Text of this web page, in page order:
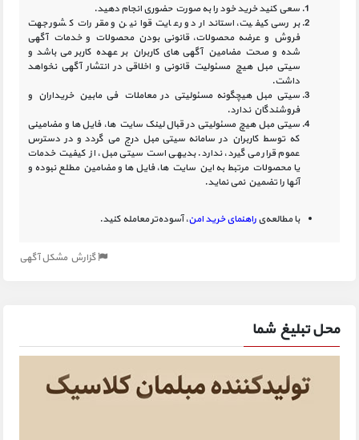
سعی کنید خرید خود را به صورت حضوری انجام دهید.
بررسی کیفیت، استاندارد و رعایت قوانین و مقررات کشور جهت
فروش و عرضه محصولات، قانونی بودن محصولات و خدمات آگهی
شده و صحت مضامین آگهی‏ های کاربران بر عهده کاربر می باشد و
سیتی مبل هیچ مسئولیت قانونی و اخلاقی در انتشار آگهی نخواهد
داشت.
سیتی مبل هیچگونه مسئولیتی در معاملات فی مابین خریداران و
فروشندگان ندارد.
سیتی مبل هیچ مسئولیتی در قبال لینک‏ سایت ‏ها، فایل ‏ها و مضامینی
که توسط کاربران در سامانه‏ سیتی مبل درج می گردد و در دسترس
عموم قرار می گیرد، ندارد. بدیهی است سیتی مبل، از کیفیت خدمات
یا محصولات مرتبط به این سایت‏ ها، فایل ها و مضامین مطلع نبوده و
آنها را تضمین نمی نماید.
با مطالعه‌یراهنمای خرید امن، آسوده‌تر معامله کنید.
گزارش مشکل آگهی
محل تبلیغ شما